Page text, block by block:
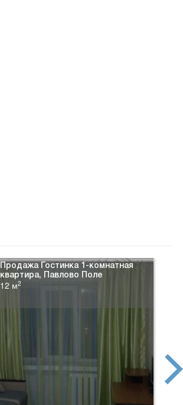
Продажа Гостинка 1-комнатная
квартира, Павлово Поле
12 м2
next